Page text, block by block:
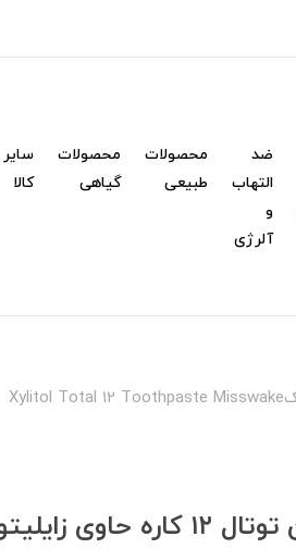
ضد
التهاب
و
آلرژی
محصولات
طبیعی
محصولات
گیاهی
سایر
کالا